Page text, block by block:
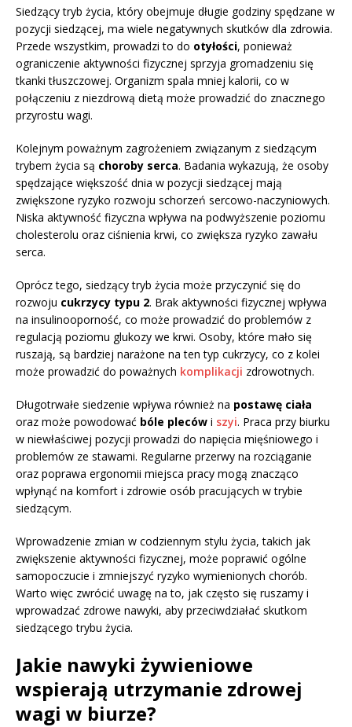
Siedzący tryb życia, który obejmuje długie godziny spędzane w
pozycji siedzącej, ma wiele negatywnych skutków dla zdrowia.
Przede wszystkim, prowadzi to do otyłości, ponieważ
ograniczenie aktywności fizycznej sprzyja gromadzeniu się
tkanki tłuszczowej. Organizm spala mniej kalorii, co w
połączeniu z niezdrową dietą może prowadzić do znacznego
przyrostu wagi.
Kolejnym poważnym zagrożeniem związanym z siedzącym
trybem życia są choroby serca. Badania wykazują, że osoby
spędzające większość dnia w pozycji siedzącej mają
zwiększone ryzyko rozwoju schorzeń sercowo-naczyniowych.
Niska aktywność fizyczna wpływa na podwyższenie poziomu
cholesterolu oraz ciśnienia krwi, co zwiększa ryzyko zawału
serca.
Oprócz tego, siedzący tryb życia może przyczynić się do
rozwoju cukrzycy typu 2. Brak aktywności fizycznej wpływa
na insulinooporność, co może prowadzić do problemów z
regulacją poziomu glukozy we krwi. Osoby, które mało się
ruszają, są bardziej narażone na ten typ cukrzycy, co z kolei
może prowadzić do poważnych komplikacji zdrowotnych.
Długotrwałe siedzenie wpływa również na postawę ciała
oraz może powodować bóle pleców i szyi. Praca przy biurku
w niewłaściwej pozycji prowadzi do napięcia mięśniowego i
problemów ze stawami. Regularne przerwy na rozciąganie
oraz poprawa ergonomii miejsca pracy mogą znacząco
wpłynąć na komfort i zdrowie osób pracujących w trybie
siedzącym.
Wprowadzenie zmian w codziennym stylu życia, takich jak
zwiększenie aktywności fizycznej, może poprawić ogólne
samopoczucie i zmniejszyć ryzyko wymienionych chorób.
Warto więc zwrócić uwagę na to, jak często się ruszamy i
wprowadzać zdrowe nawyki, aby przeciwdziałać skutkom
siedzącego trybu życia.
Jakie nawyki żywieniowe
wspierają utrzymanie zdrowej
wagi w biurze?